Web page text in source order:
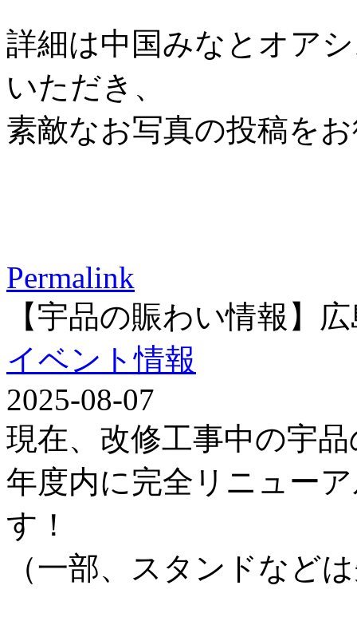
詳細は中国みなとオア
いただき、
素敵なお写真の投稿を
Permalink
【宇品の賑わい情報】
イベント情報
2025-08-07
現在、改修工事中の宇
年度内に完全リニュー
す！
（一部、スタンドなど